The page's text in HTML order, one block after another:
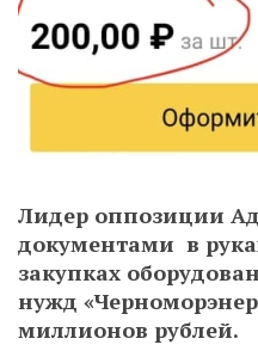
Лидер оппозиции
документами в
закупках
нужд
миллионов рублей.